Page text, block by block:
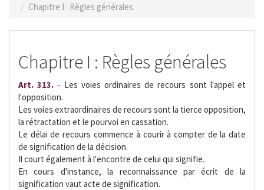
Chapitre I : Règles générales
Chapitre I : Règles générales
Art. 313. - Les voies ordinaires de recours sont l'appel et
l'opposition.
Les voies extraordinaires de recours sont la tierce opposition,
la rétractation et le pourvoi en cassation.
Le délai de recours commence à courir à compter de la date
de signification de la décision.
Il court également à l'encontre de celui qui signifie.
En cours d'instance, la reconnaissance par écrit de la
signification vaut acte de signification.